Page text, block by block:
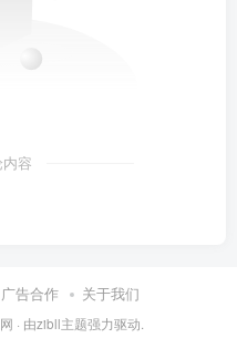
容
广告合作 关于我们
· 由zibll主题强力驱动.